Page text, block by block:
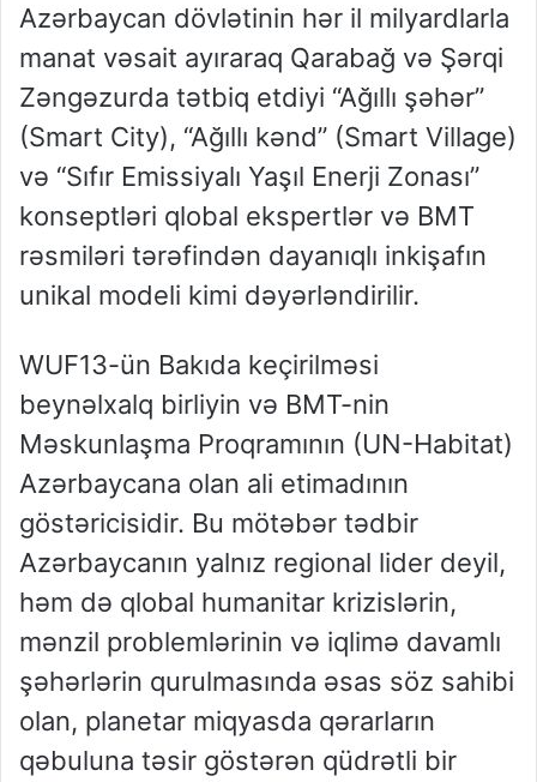
Azərbaycan dövlətinin hər il milyardlarla
manat vəsait ayıraraq Qarabağ və Şərqi
Zəngəzurda tətbiq etdiyi “Ağıllı şəhər”
(Smart City), “Ağıllı kənd” (Smart Village)
və “Sıfır Emissiyalı Yaşıl Enerji Zonası”
konseptləri qlobal ekspertlər və BMT
rəsmiləri tərəfindən dayanıqlı inkişafın
unikal modeli kimi dəyərləndirilir.
WUF13-ün Bakıda keçirilməsi
beynəlxalq birliyin və BMT-nin
Məskunlaşma Proqramının (UN-Habitat)
Azərbaycana olan ali etimadının
göstəricisidir. Bu mötəbər tədbir
Azərbaycanın yalnız regional lider deyil,
həm də qlobal humanitar krizislərin,
mənzil problemlərinin və iqlimə davamlı
şəhərlərin qurulmasında əsas söz sahibi
olan, planetar miqyasda qərarların
qəbuluna təsir göstərən qüdrətli bir